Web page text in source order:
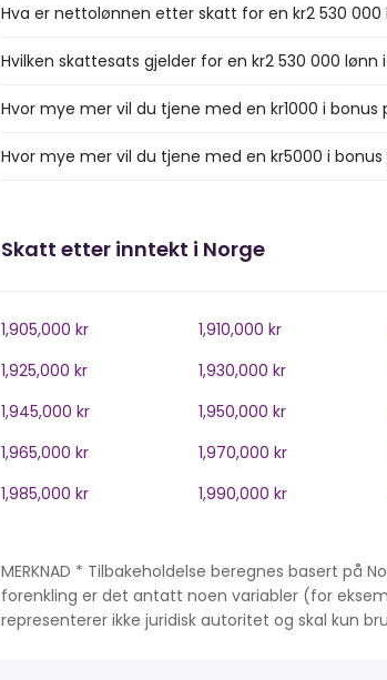
Hva er nettolønnen etter skatt for en kr2 530 000
Hvilken skattesats gjelder for en kr2 530 000 lønn
Hvor mye mer vil du tjene med en kr1000 i bonus
Hvor mye mer vil du tjene med en kr5000 i
Skatt etter inntekt i Norge
1,905,000 kr 1,910,000 kr
1,925,000 kr
1,930,000 kr
1,945,000 kr
1,950,000 kr
1,965,000 kr
1,970,000 kr
1,985,000 kr
1,990,000 kr
MERKNAD * Tilbakeholdelse beregnes basert på
forenkling er det antatt noen variabler (for
representerer ikke juridisk autoritet og skal kun